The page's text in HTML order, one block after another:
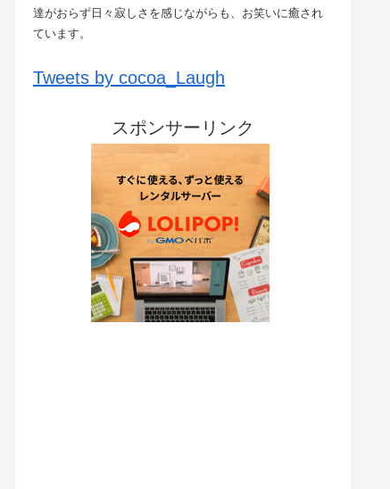
達がおらず日々寂しさを感じながらも、お笑いに癒され
ています。
Tweets by cocoa_Laugh
スポンサーリンク